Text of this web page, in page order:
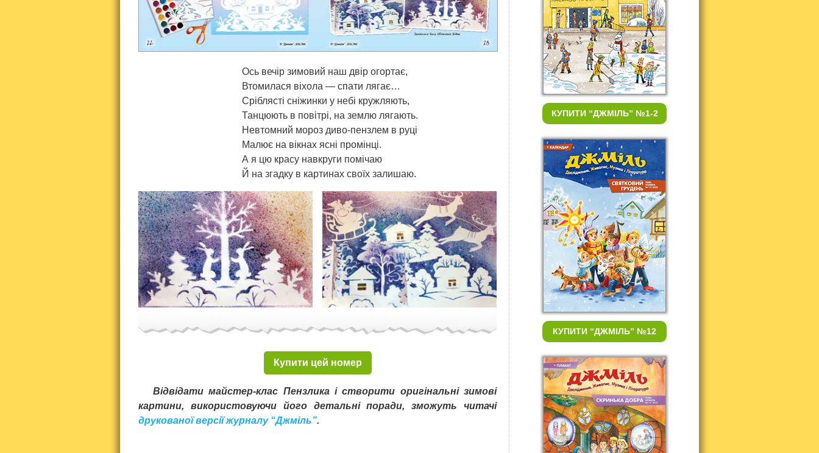
Ось вечір зимовий наш двір огортає,
Втомилася віхола — спати лягає…
Сріблясті сніжинки у небі кружляють,
Танцюють в повітрі, на землю лягають.
Невтомний мороз диво-пензлем в руці
Малює на вікнах ясні промінці.
А я цю красу навкруги помічаю
Й на згадку в картинах своїх залишаю.
Купити цей номер
Відвідати майстер-клас Пензлика і створити оригінальні зимові
картини, використовуючи його детальні поради, зможуть читачі
друкованої версії журналу “Джміль”.
КУПИТИ “ДЖМІЛЬ” №1-2
КУПИТИ “ДЖМІЛЬ” №12